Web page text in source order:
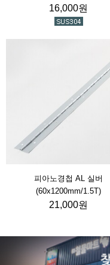
16,000원
피아노경첩 AL 실버
(60x1200mm/1.5T)
21,000원